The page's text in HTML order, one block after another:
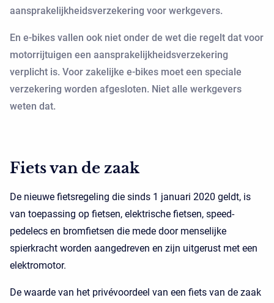
aansprakelijkheidsverzekering voor werkgevers.
En e-bikes vallen ook niet onder de wet die regelt dat voor
motorrijtuigen een aansprakelijkheidsverzekering
verplicht is. Voor zakelijke e-bikes moet een speciale
verzekering worden afgesloten. Niet alle werkgevers
weten dat.
Fiets van de zaak
De nieuwe fietsregeling die sinds 1 januari 2020 geldt, is
van toepassing op fietsen, elektrische fietsen, speed-
pedelecs en bromfietsen die mede door menselijke
spierkracht worden aangedreven en zijn uitgerust met een
elektromotor.
De waarde van het privévoordeel van een fiets van de zaak